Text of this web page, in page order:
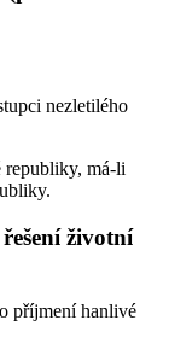
nezletilého
republiky, má-li
životní
příjmení hanlivé